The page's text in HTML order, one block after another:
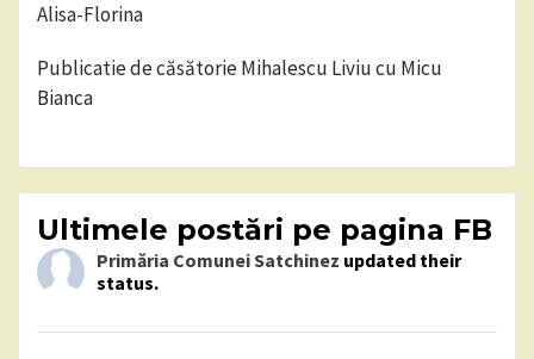
Alisa-Florina
Publicatie de căsătorie Mihalescu Liviu cu Micu
Bianca
Ultimele postări pe pagina FB
Primăria Comunei Satchinez updated their
status.